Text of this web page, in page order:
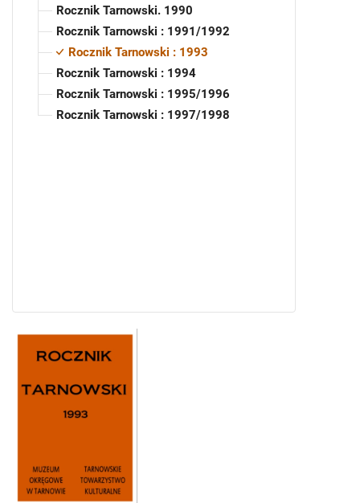
Rocznik Tarnowski. 1990
Rocznik Tarnowski : 1991/1992
Rocznik Tarnowski : 1993
Rocznik Tarnowski : 1994
Rocznik Tarnowski : 1995/1996
Rocznik Tarnowski : 1997/1998